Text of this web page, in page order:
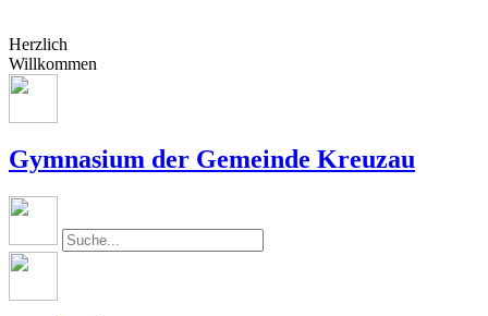
Herzlich
Willkommen
Gymnasium der Gemeinde Kreuzau